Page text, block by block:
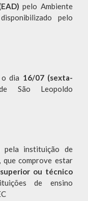
pelo Ambiente
disponibilizado pelo
dia 16/07 (sexta-
São Leopoldo
pela instituição de
comprove estar
ou técnico
de ensino